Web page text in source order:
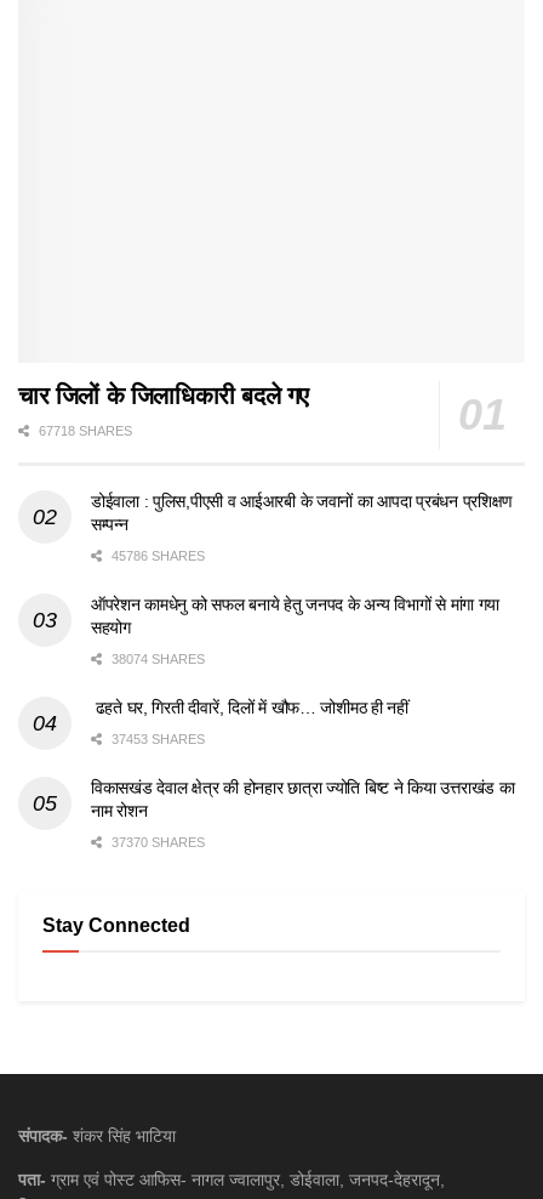
चार जिलों के जिलाधिकारी बदले गए
67718 SHARES
डोईवाला : पुलिस,पीएसी व आईआरबी के जवानों का आपदा प्रबंधन प्रशिक्षण
सम्पन्न
45786 SHARES
ऑपरेशन कामधेनु को सफल बनाये हेतु जनपद के अन्य विभागों से मांगा गया
सहयोग
38074 SHARES
ढहते घर, गिरती दीवारें, दिलों में खौफ… जोशीमठ ही नहीं
37453 SHARES
विकासखंड देवाल क्षेत्र की होनहार छात्रा ज्योति बिष्ट ने किया उत्तराखंड का
नाम रोशन
37370 SHARES
Stay Connected
संपादक- शंकर सिंह भाटिया
पता- ग्राम एवं पोस्ट आफिस- नागल ज्वालापुर, डोईवाला, जनपद-देहरादून,